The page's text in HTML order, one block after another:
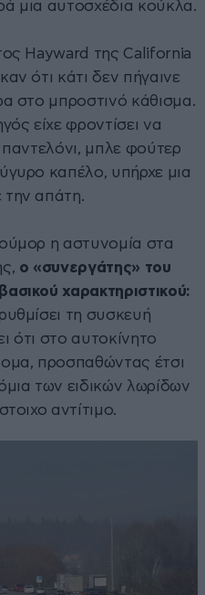
μια αυτοσχέδια κούκλα.
Hayward της California
ότι κάτι δεν πήγαινε
στο μπροστινό κάθισμα.
είχε φροντίσει να
μπλε φούτερ
καπέλο, υπήρχε μια
απάτη.
η αστυνομία στα
ο «συνεργάτης» του
χαρακτηριστικού:
τη συσκευή
ότι στο αυτοκίνητο
προσπαθώντας έτσι
των ειδικών λωρίδων
αντίτιμο.